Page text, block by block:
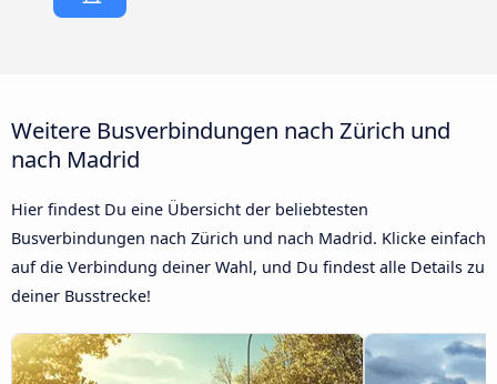
Weitere Busverbindungen nach Zürich und
nach Madrid
Hier findest Du eine Übersicht der beliebtesten
Busverbindungen nach Zürich und nach Madrid. Klicke einfach
auf die Verbindung deiner Wahl, und Du findest alle Details zu
deiner Busstrecke!